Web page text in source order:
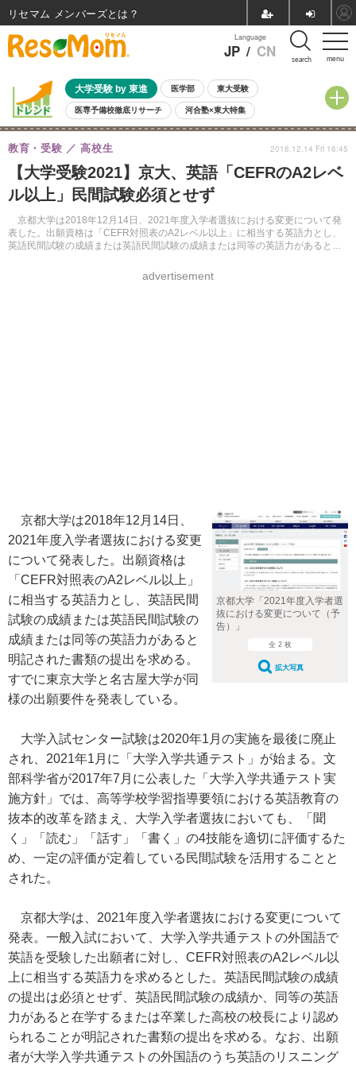
menu
Language
JP / CN search
大学受験 by 東進 医学部 東大受験
医専予備校徹底リサーチ 河合塾×東大特集
親子で考える大学選び 高校受験 中学受験 小学校受験
共通テスト 夏休み
8月開催イベント・WS 全国公立高校 過去問 人気記事
自由研究教材（小学生向け） 自由研究教材（中学生向け）
【大学受験2021】京大、英語「CEFRのA2レベ
ル以上」民間試験必須とせず
京都大学は2018年12月14日、2021年度入学者選抜における変更について発
表した。出願資格は「CEFR対照表のA2レベル以上」に相当する英語力とし、
英語民間試験の成績または英語民間試験の成績または同等の英語力があると明
教育・受験 高校生
advertisement
2018.12.14 Fri 16:45
京都大学「2021年度入学者選
抜における変更について（予
告）」
全 2 枚
拡大写真
京都大学は2018年12月14日、
2021年度入学者選抜における変更
について発表した。出願資格は
「CEFR対照表のA2レベル以上」
に相当する英語力とし、英語民間
試験の成績または英語民間試験の
成績または同等の英語力があると
明記された書類の提出を求める。
すでに東京大学と名古屋大学が同
様の出願要件を発表している。
大学入試センター試験は2020年1月の実施を最後に廃止
され、2021年1月に「大学入学共通テスト」が始まる。文
部科学省が2017年7月に公表した「大学入学共通テスト実
施方針」では、高等学校学習指導要領における英語教育の
抜本的改革を踏まえ、大学入学者選抜においても、「聞
く」「読む」「話す」「書く」の4技能を適切に評価するた
め、一定の評価が定着している民間試験を活用することと
された。
京都大学は、2021年度入学者選抜における変更について
発表。一般入試において、大学入学共通テストの外国語で
英語を受験した出願者に対し、CEFR対照表のA2レベル以
上に相当する英語力を求めるとした。英語民間試験の成績
の提出は必須とせず、英語民間試験の成績か、同等の英語
力があると在学するまたは卒業した高校の校長により認め
られることが明記された書類の提出を求める。なお、出願
者が大学入学共通テストの外国語のうち英語のリスニング
リセマム メンバーズ